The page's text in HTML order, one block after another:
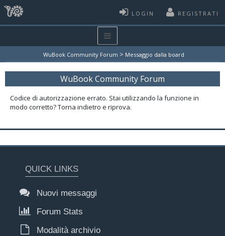
LOGIN REGISTRATI
WuBook Community Forum > Messaggio dalla board
WuBook Community Forum
Codice di autorizzazione errato. Stai utilizzando la funzione in
modo corretto? Torna indietro e riprova.
QUICK LINKS
Nuovi messaggi
Forum Stats
Modalità archivio